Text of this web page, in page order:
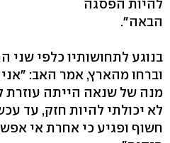
להיות הפסגה
הבאה".
בנוגע לתחושותיו כלפי שני
וברחו מהארץ, אמר האב: "אני
מנה של שנאה הייתה עוזרת
לא יכולתי להיות חזק, עד
חשוף ופגיע כי אחרת אי